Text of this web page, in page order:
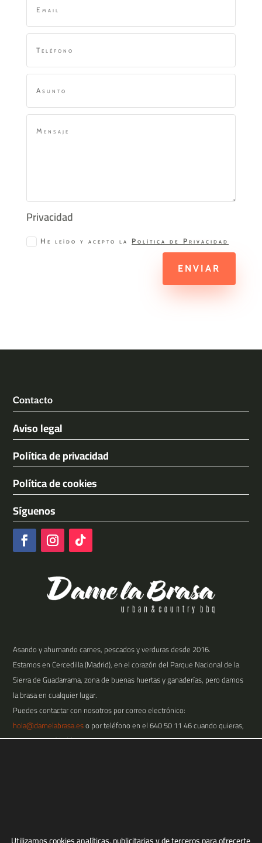
Privacidad
He leído y acepto la Política de Privacidad
ENVIAR
Contacto
Aviso legal
Política de privacidad
Política de cookies
Síguenos
Asando y ahumando carnes, pescados y verduras desde 2016.
Estamos en Cercedilla (Madrid), en el corazón del Parque Nacional de la
Sierra de Guadarrama, zona de buenas huertas y ganaderías, pero damos
la brasa en cualquier lugar.
Puedes contactar con nosotros por correo electrónico:
hola@damelabrasa.eso por teléfono en el640 50 11 46cuando quieras,
nos encantará hablar contigo.